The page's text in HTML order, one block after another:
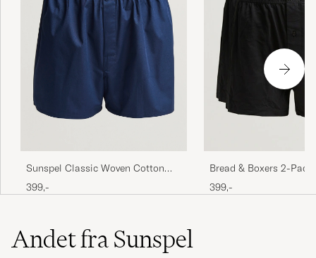
Sunspel Classic Woven Cotton
Boxer Shorts Navy
399,-
Bread & Boxers 2-Pack
Boxer Shorts Black
399,-
Andet fra Sunspel